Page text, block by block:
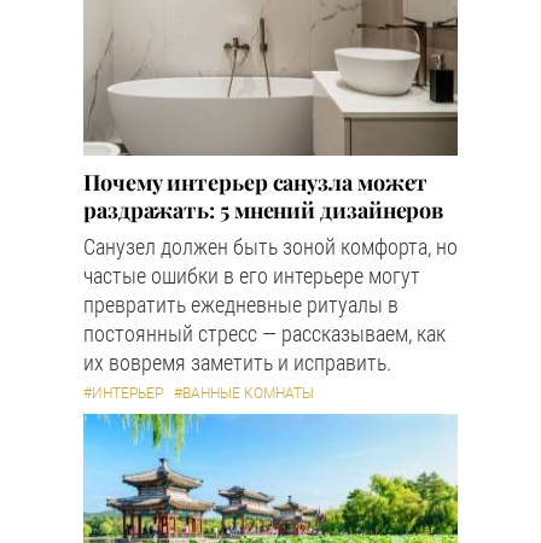
Почему интерьер санузла может
раздражать: 5 мнений дизайнеров
Санузел должен быть зоной комфорта, но
частые ошибки в его интерьере могут
превратить ежедневные ритуалы в
постоянный стресс — рассказываем, как
их вовремя заметить и исправить.
#ИНТЕРЬЕР #ВАННЫЕ КОМНАТЫ